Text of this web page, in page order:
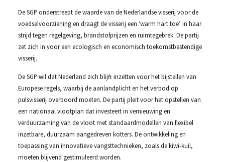
De SGP onderstreept de waarde van de Nederlandse visserij voor de
voedselvoorziening en draagt de visserij een ‘warm hart toe’ in haar
strijd tegen regelgeving, brandstofprijzen en ruimtegebrek. De partij
zet zich in voor een ecologisch en economisch toekomstbestendige
visserij.
De SGP wil dat Nederland zich blijft inzetten voor het bijstellen van
Europese regels, waarbij de aanlandplicht en het verbod op
pulsvisserij overboord moeten. De partij pleit voor het opstellen van
een nationaal vlootplan dat investeert in vernieuwing en
verduurzaming van de vloot met standaardmodellen van flexibel
inzetbare, duurzaam aangedreven kotters. De ontwikkeling en
toepassing van innovatieve vangsttechnieken, zoals de kiwi-kuil,
moeten blijvend gestimuleerd worden.